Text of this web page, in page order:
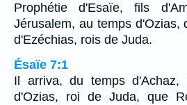
Prophétie d'Esaïe, fils
Jérusalem, au temps d'Ozias,
d'Ezéchias, rois de Juda.
Ésaïe 7:1
Il arriva, du temps
d'Ozias, roi de Juda, que